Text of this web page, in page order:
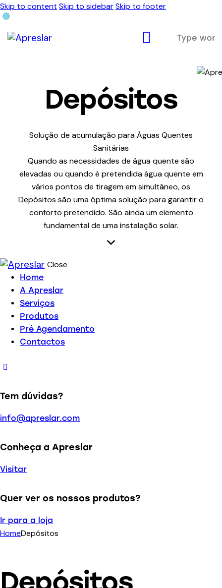
Skip to content Skip to sidebarSkip to footer
Depósitos
Solução de acumulação para Águas Quentes
Sanitárias
Quando as necessidades de água quente são
elevadas ou quando é pretendida água quente em
vários pontos de tiragem em simultâneo, os
Depósitos são uma óptima solução para garantir o
conforto pretendido. São ainda um elemento
fundamental de uma instalação solar.
Close
Home
A Apreslar
Serviços
Produtos
Pré Agendamento
Contactos
Tem dúvidas?
info@apreslar.com
Conheça a Apreslar
Visitar
Quer ver os nossos produtos?
Ir para a loja
HomeDepósitos
Depósitos